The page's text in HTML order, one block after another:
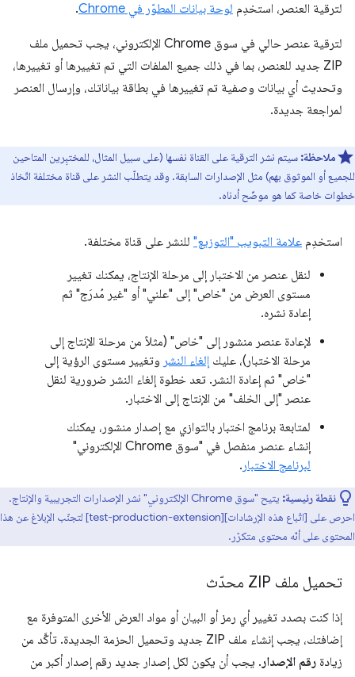
لترقية العنصر، استخدِم لوحة بيانات المطوّر في Chrome .
لترقية عنصر حالي في سوق Chrome الإلكتروني، يجب تحميل ملف
ZIP جديد للعنصر، بما في ذلك جميع الملفات التي تم تغييرها أو تغييرها،
وتحديث أي بيانات وصفية تم تغييرها في بطاقة بياناتك، وإرسال العنصر
لمراجعة جديدة.
ملاحظة: سيتم نشر الترقية على القناة نفسها (على سبيل المثال، للمختبِرين المتاحين
للجميع أو الموثوق بهم) مثل الإصدارات السابقة. وقد يتطلّب النشر على قناة مختلفة اتّخاذ
خطوات خاصة كما هو موضّح أدناه.
استخدِم علامة التبويب "التوزيع" للنشر على قناة مختلفة.
لنقل عنصر من الاختبار إلى مرحلة الإنتاج، يمكنك تغيير
مستوى العرض من "خاص" إلى "علني" أو "غير مُدرَج" ثم
إعادة نشره.
لإعادة عنصر منشور إلى "خاص" (مثلاً من مرحلة الإنتاج إلى
مرحلة الاختبار)، عليك إلغاء النشر وتغيير مستوى الرؤية إلى
"خاص" ثم إعادة النشر. تعد خطوة إلغاء النشر ضرورية لنقل
عنصر "إلى الخلف" من الإنتاج إلى الاختبار.
لمتابعة برنامج اختبار بالتوازي مع إصدار منشور، يمكنك
إنشاء عنصر منفصل في "سوق Chrome الإلكتروني"
لبرنامج الاختبار .
نقطة رئيسية:
يتيح "سوق Chrome الإلكتروني" نشر الإصدارات التجريبية والإنتاج.
احرص على [اتّباع هذه الإرشادات][test-production-extension] لتجنّب الإبلاغ عن هذا
المحتوى على أنّه محتوى متكرّر.
تحميل ملف ZIP محدّث
إذا كنت بصدد تغيير أي رمز أو البيان أو مواد العرض الأخرى المتوفرة مع
إضافتك، يجب إنشاء ملف ZIP جديد وتحميل الحزمة الجديدة. تأكَّد من
زيادة رقم الإصدار . يجب أن يكون لكل إصدار جديد رقم إصدار أكبر من